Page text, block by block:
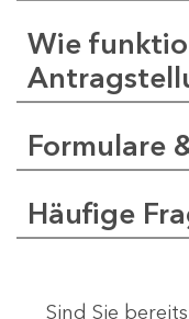
Wie
Formulare
Häufige
Sind Sie